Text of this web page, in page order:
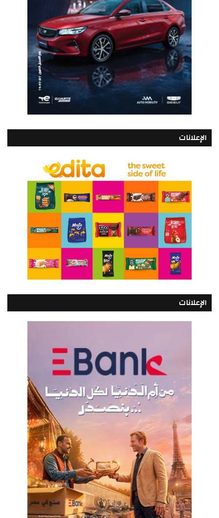
الإعلانات
الإعلانات